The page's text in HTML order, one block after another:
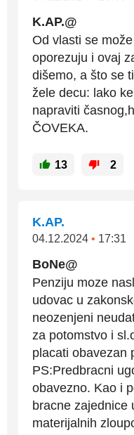
K.AP.@
Od vlasti se
oporezuju i ovaj
dišemo, a što se
žele decu: lako
napraviti
ČOVEKA.
13 2
K.AP.
04.12.2024 • 17:31
BoNe@
Penziju moze
udovac u
neozenjeni
za potomstvo i
placati obavezan
PS:Predbracni
obavezno. Kao i
bracne zajednice
materijalnih